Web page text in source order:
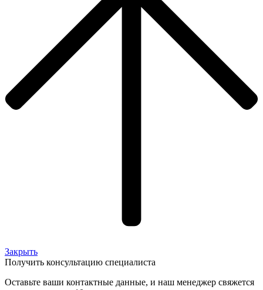
Закрыть
Получить консультацию специалиста
Оставьте ваши контактные данные, и наш менеджер свяжется